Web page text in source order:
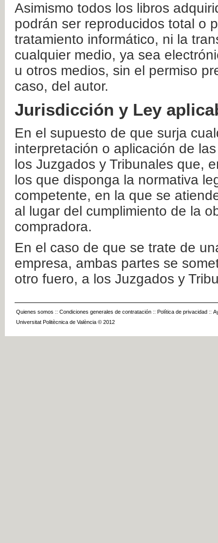
Asimismo todos los libros
podrán ser reproducidos total o
tratamiento informático, ni la
cualquier medio, ya sea
u otros medios, sin el permiso
caso, del autor.
Jurisdicción y Ley
En el supuesto de que surja
interpretación o aplicación de
los Juzgados y Tribunales que,
los que disponga la normativa
competente, en la que se
al lugar del cumplimiento de la
compradora.
En el caso de que se trate de
empresa, ambas partes se
otro fuero, a los Juzgados y
Quienes somos :: Condiciones generales de contratación :: Política de privacidad ::
Universitat Politècnica de València © 2012